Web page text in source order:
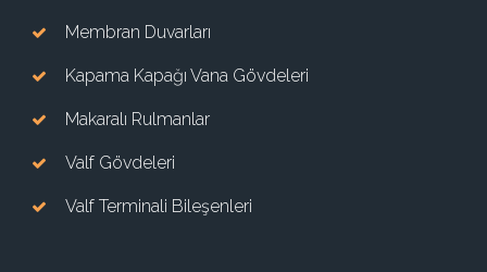
Membran Duvarları
Kapama Kapağı Vana Gövdeleri
Makaralı Rulmanlar
Valf Gövdeleri
Valf Terminali Bileşenleri